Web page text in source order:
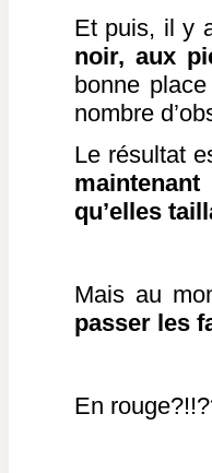
Et puis, il y
noir, aux
bonne
nombre
Le résultat
qu’elles
Mais au
passer les
En